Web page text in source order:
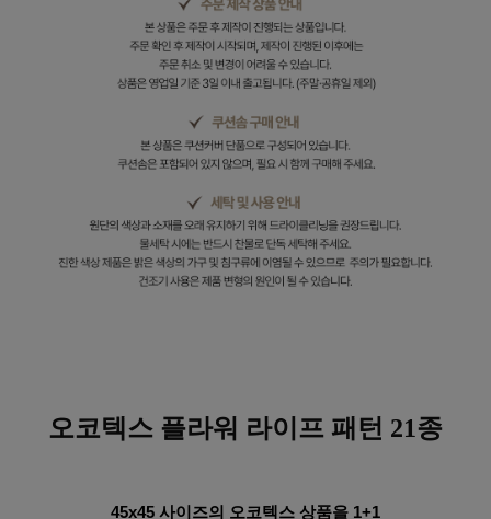
오코텍스 플라워 라이프 패턴 21종
45x45 사이즈의 오코텍스 상품을 1+1